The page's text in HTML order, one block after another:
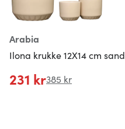
Arabia
Ilona krukke 12X14 cm sand
231 kr385 kr